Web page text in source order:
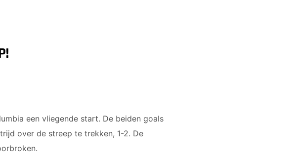
een vliegende start. De beiden goals
over de streep te trekken, 1-2. De